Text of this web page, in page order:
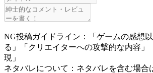
NG投稿ガイドライン：「ゲームの感想
る」「クリエイターへの攻撃的な内容」
現」
ネタバレについて：ネタバレを含む場合